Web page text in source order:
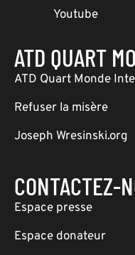
Youtube
ATD QUART
ATD Quart Monde
Refuser la misère
Joseph Wresinski.org
CONTACTEZ-
Espace presse
Espace donateur